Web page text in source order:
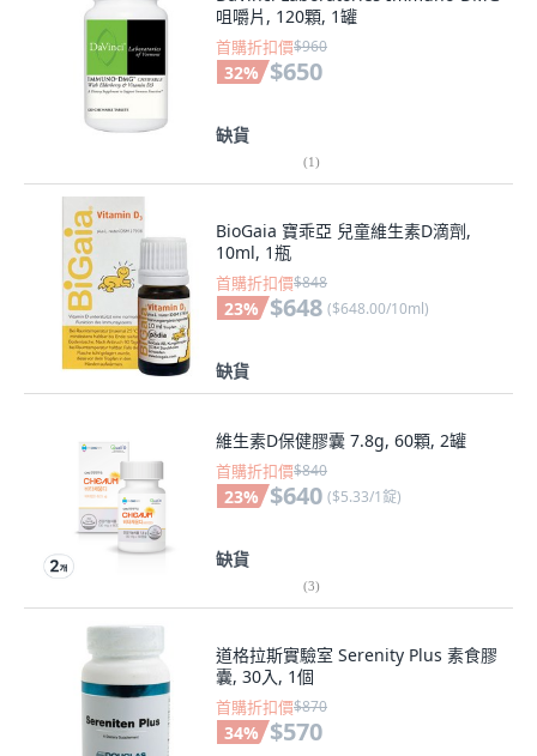
咀嚼片, 120顆, 1罐
首購折扣價$960
32% $650
缺貨
(1)
BioGaia 寶乖亞 兒童維生素D滴劑,
10ml, 1瓶
首購折扣價$848
23% $648 ($648.00/10ml)
缺貨
維生素D保健膠囊 7.8g, 60顆, 2罐
首購折扣價$840
23% $640 ($5.33/1錠)
缺貨
(3)
道格拉斯實驗室 Serenity Plus 素食膠
囊, 30入, 1個
首購折扣價$870
34% $570